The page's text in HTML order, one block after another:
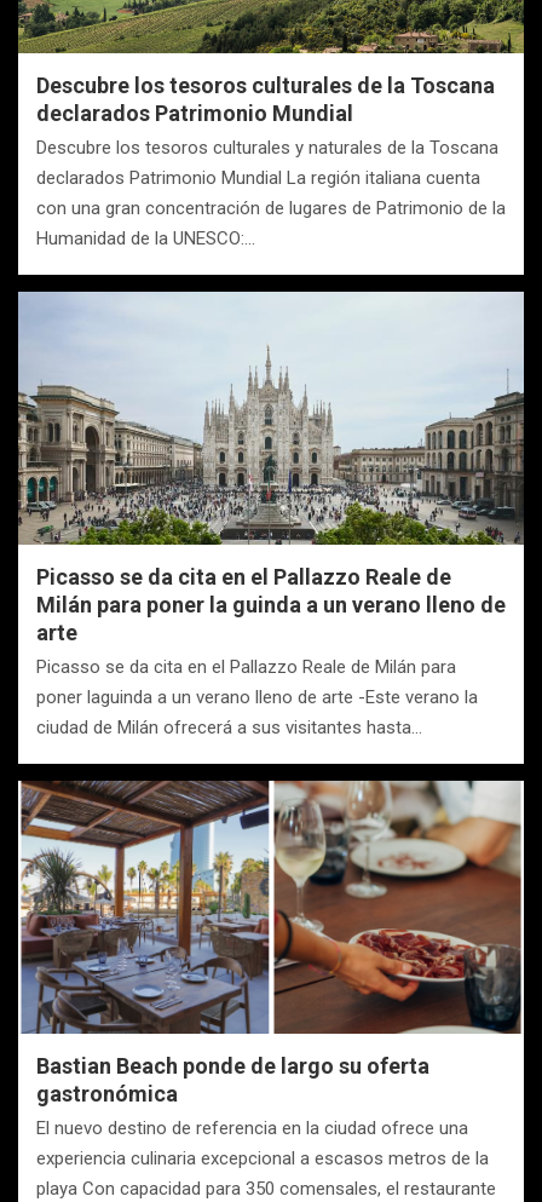
Descubre los tesoros culturales de la Toscana
declarados Patrimonio Mundial
Descubre los tesoros culturales y naturales de la Toscana
declarados Patrimonio Mundial La región italiana cuenta
con una gran concentración de lugares de Patrimonio de la
Humanidad de la UNESCO:…
Picasso se da cita en el Pallazzo Reale de
Milán para poner la guinda a un verano lleno de
arte
Picasso se da cita en el Pallazzo Reale de Milán para
poner laguinda a un verano lleno de arte -Este verano la
ciudad de Milán ofrecerá a sus visitantes hasta…
Bastian Beach ponde de largo su oferta
gastronómica
El nuevo destino de referencia en la ciudad ofrece una
experiencia culinaria excepcional a escasos metros de la
playa Con capacidad para 350 comensales, el restaurante